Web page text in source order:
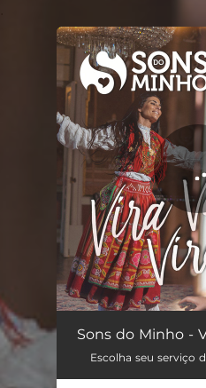
You're all set!
Vira Vai, Vira Vem
Sons do Minho -
Escolha seu serviço